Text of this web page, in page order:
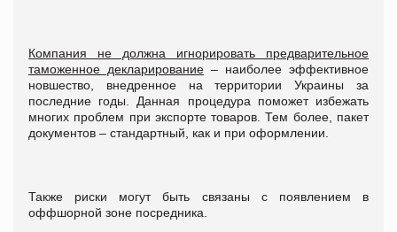
Компания не должна игнорировать предварительное
таможенное декларирование – наиболее эффективное
новшество, внедренное на территории Украины за
последние годы. Данная процедура поможет избежать
многих проблем при экспорте товаров. Тем более, пакет
документов – стандартный, как и при оформлении.
Также риски могут быть связаны с появлением в
оффшорной зоне посредника.